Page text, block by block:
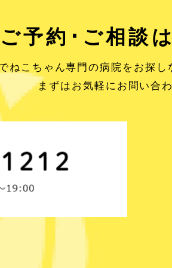
ご予約･ご相談
ねこちゃん専門の病院をお探し
まずはお気軽にお問い合